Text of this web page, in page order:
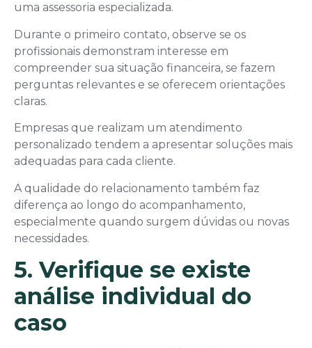
uma assessoria especializada.
Durante o primeiro contato, observe se os
profissionais demonstram interesse em
compreender sua situação financeira, se fazem
perguntas relevantes e se oferecem orientações
claras.
Empresas que realizam um atendimento
personalizado tendem a apresentar soluções mais
adequadas para cada cliente.
A qualidade do relacionamento também faz
diferença ao longo do acompanhamento,
especialmente quando surgem dúvidas ou novas
necessidades.
5. Verifique se existe
análise individual do
caso